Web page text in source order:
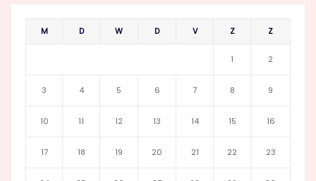
M D W D V Z Z
1 2
3 4 5 6 7 8 9
10 11 12 13 14 15 16
17 18 19 20 21 22 23